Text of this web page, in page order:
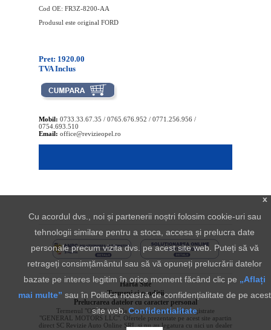
Cod OE: FR3Z-8200-AA
Produsul este original FORD
Pret: 1920.00
TVA Inclus
Mobil: 0733.33.67.35 / 0765.676.952 / 0771.256.956 /
0754.693.510
Email: office@revizieopel.ro
Harta Site
Termeni si conditii
Prelucrarea datelor cu caracter personal
Termenul "OPEL" si sigla aferenta sunt marci inregistrate
"GENERAL MOTORS LLC". Ofertele prezentate pe acest site apartin
direct SC Revizie Auto Online SRL si nu au legatura cu nici un dealer
x
Cu acordul dvs., noi și partenerii noștri folosim cookie-uri sau
tehnologii similare pentru a stoca, accesa și prelucra date
personale precum vizita dvs. pe acest site web. Puteți să vă
retrageți consimțământul sau să vă opuneți prelucrării datelor
bazate pe interes legitim în orice moment făcând clic pe „Aflați
mai multe” sau în Politica noastră de confidențialitate de pe acest
site web.Confidentialitate